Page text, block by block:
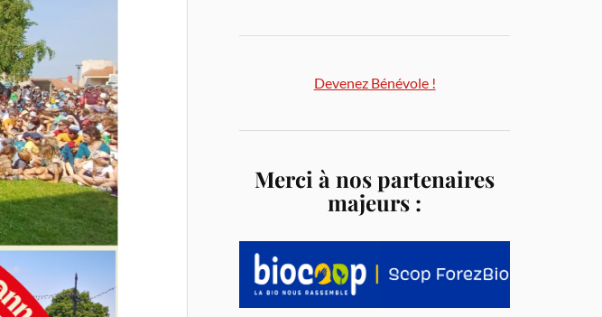
Devenez Bénévole !
Merci à nos partenaires
majeurs :